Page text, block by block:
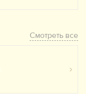
Смотреть все